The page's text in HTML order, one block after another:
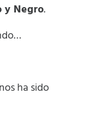
y Negro.
ha sido